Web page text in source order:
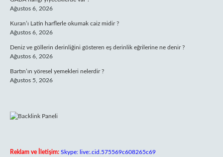
Ağustos 6, 2026
Kuran’ı Latin harflerle okumak caiz midir ?
Ağustos 6, 2026
Deniz ve göllerin derinliğini gösteren eş derinlik eğrilerine ne denir ?
Ağustos 6, 2026
Bartın’ın yöresel yemekleri nelerdir ?
Ağustos 5, 2026
Reklam ve İletişim: Skype: live:.cid.575569c608265c69